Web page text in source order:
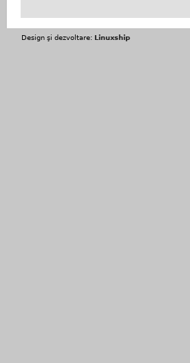
Design şi dezvoltare: Linuxship